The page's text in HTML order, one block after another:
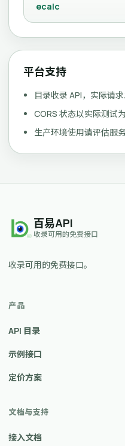
ecalc
平台支持
目录收录 API，实际请
CORS 状态以实际测试
生产环境使用请评估服
百易API
收录可用的免费接口
收录可用的免费接口。
产品
API 目录
示例接口
定价方案
文档与支持
接入文档